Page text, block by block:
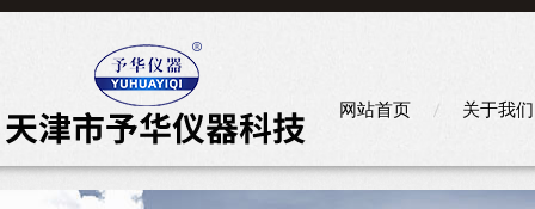
网站首页 关于我们